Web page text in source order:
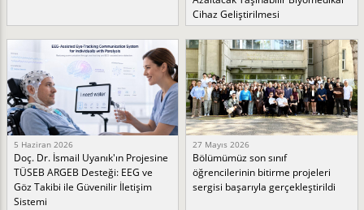
Cihaz Geliştirilmesi
5 Haziran 2026
Doç. Dr. İsmail Uyanık'ın Projesine
TÜSEB ARGEB Desteği: EEG ve
Göz Takibi ile Güvenilir İletişim
Sistemi
27 Mayıs 2026
Bölümümüz son sınıf
öğrencilerinin bitirme projeleri
sergisi başarıyla gerçekleştirildi